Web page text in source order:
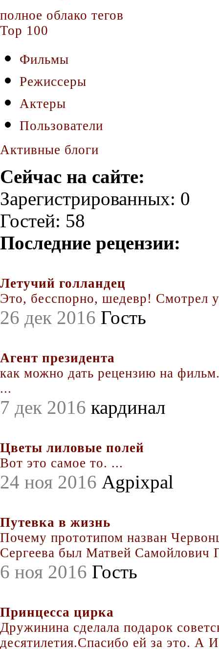
полное облако тегов
Top 100
Фильмы
Режиссеры
Актеры
Пользователи
Активные блоги
Сейчас на сайте:
Зарегистрированных: 0
Гостей: 58
Последние рецензии:
Летучий голландец
Это, бесспорно, шедевр! Смотрел
26 дек 2016 Гость
Агент президента
как можно дать рецензию на
...
7 дек 2016 кардинал
Цветы лиловые полей
Вот это самое то. ...
24 ноя 2016 Agpixpal
Путевка в жизнь
Почему прототипом назван
Сергеева был Матвей Самойлович
6 ноя 2016 Гость
Принцесса цирка
Дружинина сделала подарок
десятилетия.Спасибо ей за это. А